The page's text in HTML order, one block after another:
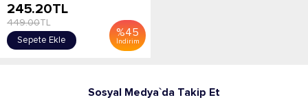
%45
İndirim
245.20TL
449.00TL
Sepete Ekle
Sosyal Medya`da Takip Et